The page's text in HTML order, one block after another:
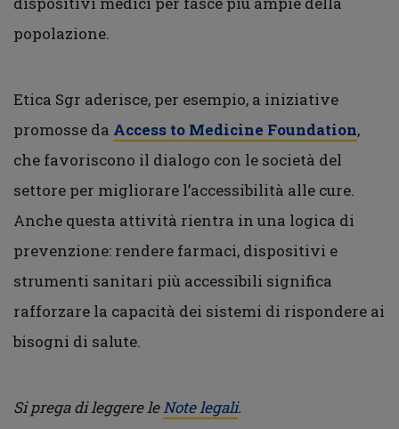
popolazione.
Etica Sgr aderisce, per esempio, a iniziative
promosse da Access to Medicine Foundation,
che favoriscono il dialogo con le società del
settore per migliorare l’accessibilità alle cure.
Anche questa attività rientra in una logica di
prevenzione: rendere farmaci, dispositivi e
strumenti sanitari più accessibili significa
rafforzare la capacità dei sistemi di rispondere ai
bisogni di salute.
Si prega di leggere leNote legali.